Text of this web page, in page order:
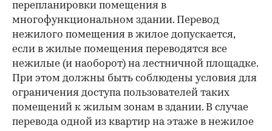
перепланировки помещения в
многофункциональном здании. Перевод
нежилого помещения в жилое допускается,
если в жилые помещения переводятся все
нежилые (и наоборот) на лестничной площадке.
При этом должны быть соблюдены условия для
ограничения доступа пользователей таких
помещений к жилым зонам в здании. В случае
перевода одной из квартир на этаже в нежилое